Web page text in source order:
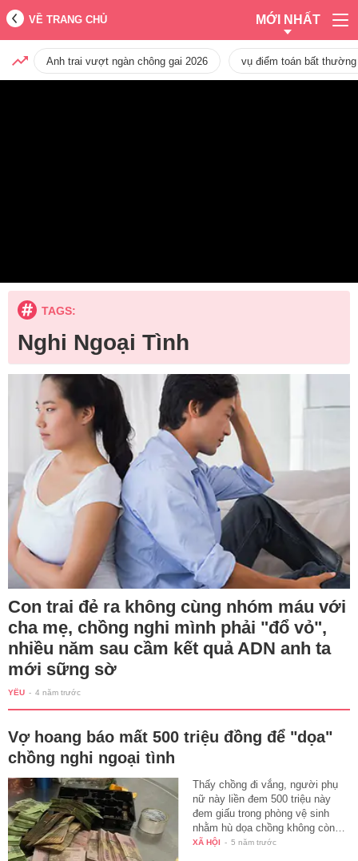
VỀ TRANG CHỦ MỚI NHẤT
Anh trai vượt ngàn chông gai 2026 vụ điểm toán bất
TAGS:
Nghi Ngoại Tình
Con trai đẻ ra không cùng nhóm máu với
cha mẹ, chồng nghi mình phải "đổ vỏ",
nhiều năm sau cầm kết quả ADN anh ta
mới sững sờ
YÊU - 4 năm trước
Vợ hoang báo mất 500 triệu đồng để "dọa"
chồng nghi ngoại tình
Thấy chồng đi vắng, người phụ
nữ này liền đem 500 triệu này
đem giấu trong phòng vệ sinh
nhằm hù dọa chồng không còn…
XÃ HỘI - 5 năm trước